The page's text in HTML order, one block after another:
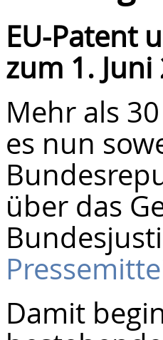
EU-Patent
zum 1. Juni
Mehr als
es nun
über das
Damit